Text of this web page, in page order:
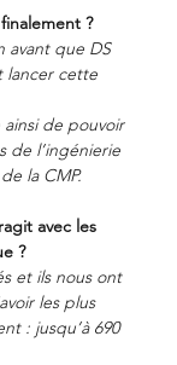
?
avant que DS
lancer cette
ainsi de pouvoir
de l’ingénierie
la CMP.
avec les
?
et ils nous ont
les plus
: jusqu’à 690